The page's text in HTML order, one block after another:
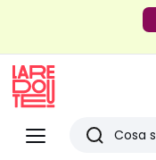
Menu
Redoute
Ricerca